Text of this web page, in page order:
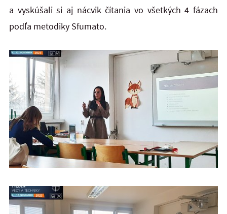
a vyskúšali si aj nácvik čítania vo všetkých 4 fázach
podľa metodiky Sfumato.